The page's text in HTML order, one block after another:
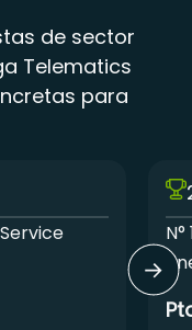
de sector
Telematics
para